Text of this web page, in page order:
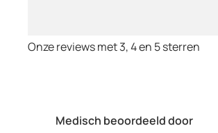
Medisch beoordeeld door
Onze reviews met 3, 4 en 5 sterren